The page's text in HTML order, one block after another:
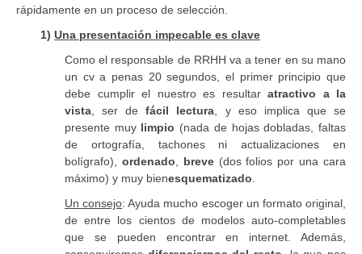
rápidamente en un proceso de selección.
1) Una presentación impecable es clave
Como el responsable de RRHH va a tener en su mano
un cv a penas 20 segundos, el primer principio que
debe cumplir el nuestro es resultar atractivo a la
vista , ser defácil lectura , y eso implica que se
presente muy limpio (nada de hojas dobladas, faltas
de ortografía, tachones ni actualizaciones en
bolígrafo), ordenado breve (dos folios por una cara
máximo) y muy bienesquematizado
Un consejo: Ayuda mucho escoger un formato original,
de entre los cientos de modelos auto-completables
que se pueden encontrar en internet. Además,